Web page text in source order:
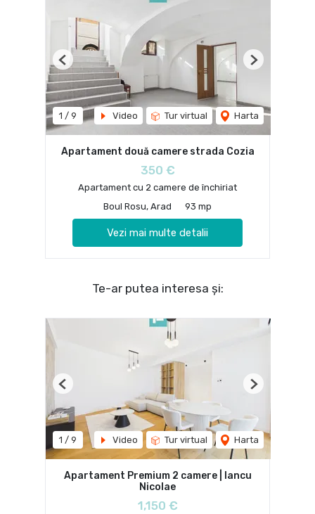
1 / 9 Video Tur virtual Harta
Previous Next
Apartament două camere strada Cozia
350 €
Apartament cu 2 camere de închiriat
Boul Rosu, Arad
93 mp
Vezi mai multe detalii
Te-ar putea interesa și:
1 / 9 Video Tur virtual Harta
Previous Next
Apartament Premium 2 camere | Iancu
Nicolae
1,150 €